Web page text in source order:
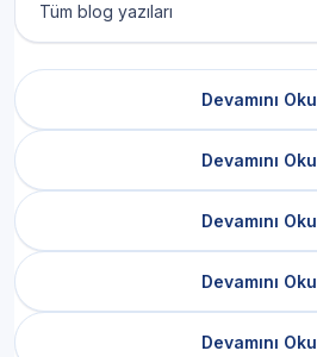
Tüm blog yazıları
Devamını Oku
Devamını Oku
Devamını Oku
Devamını Oku
Devamını Oku